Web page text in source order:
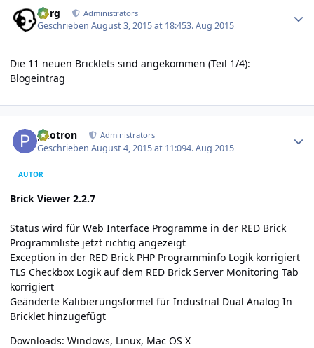
borg Administrators
GeschriebenAugust 3, 2015 at 18:453. Aug 2015
Die 11 neuen Bricklets sind angekommen (Teil 1/4):
Blogeintrag
photron Administrators
GeschriebenAugust 4, 2015 at 11:094. Aug 2015
AUTOR
Brick Viewer 2.2.7
Status wird für Web Interface Programme in der RED Brick
Programmliste jetzt richtig angezeigt
Exception in der RED Brick PHP Programminfo Logik korrigiert
TLS Checkbox Logik auf dem RED Brick Server Monitoring Tab
korrigiert
Geänderte Kalibierungsformel für Industrial Dual Analog In
Bricklet hinzugefügt
Downloads: Windows, Linux, Mac OS X